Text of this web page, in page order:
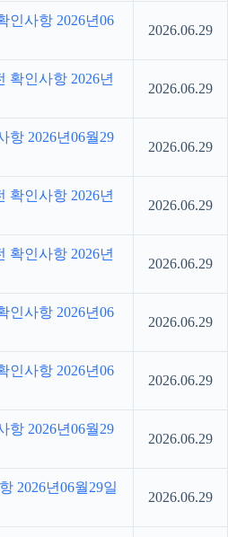
인사항 2026년06
2026.06.29
확인사항 2026년
2026.06.29
항 2026년06월29
2026.06.29
확인사항 2026년
2026.06.29
확인사항 2026년
2026.06.29
인사항 2026년06
2026.06.29
인사항 2026년06
2026.06.29
항 2026년06월29
2026.06.29
2026년06월29일
2026.06.29